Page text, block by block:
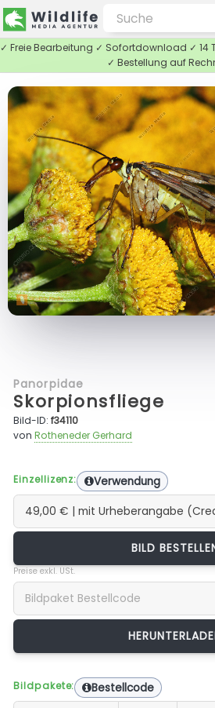
✓ Freie Bearbeitung ✓ Sofortdownload ✓
✓ Bestellung auf
Panorpidae
Skorpionsfliege
Bild-ID:f34110
vonRotheneder Gerhard
Einzellizenz: Verwendung
BILD
Preise exkl. USt.
Bildpakete: Bestellcode